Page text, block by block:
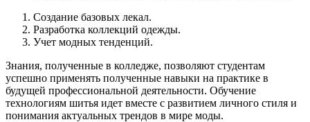
Создание базовых лекал.
Разработка коллекций одежды.
Учет модных тенденций.
Знания, полученные в колледже, позволяют студентам
успешно применять полученные навыки на практике в
будущей профессиональной деятельности. Обучение
технологиям шитья идет вместе с развитием личного стиля и
понимания актуальных трендов в мире моды.